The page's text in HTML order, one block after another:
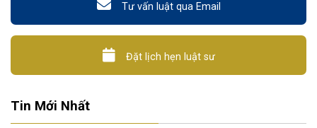
Tư vấn luật qua Email
Đặt lịch hẹn luật sư
Tin Mới Nhất